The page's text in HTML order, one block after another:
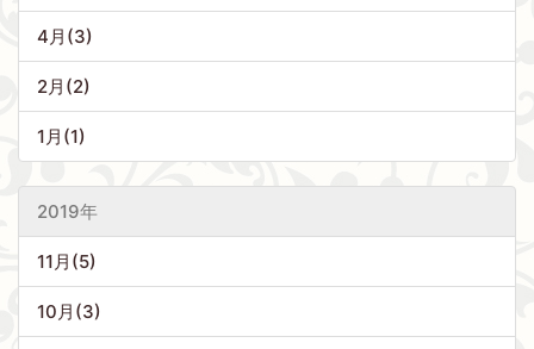
4月(3)
2月(2)
1月(1)
2019年
11月(5)
10月(3)